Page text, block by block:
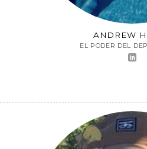
ANDREW
EL PODER DEL